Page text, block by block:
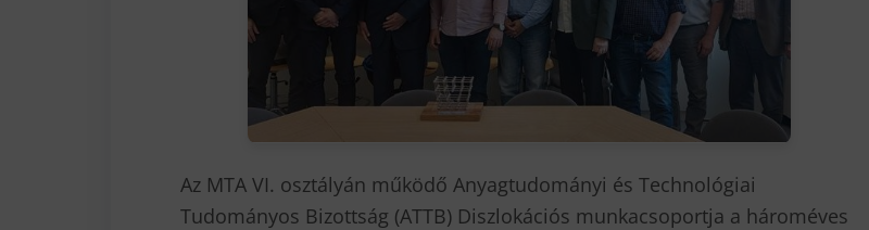
Az MTA VI. osztályán működő Anyagtudományi és Technológiai
Tudományos Bizottság (ATTB) Diszlokációs munkacsoportja a hároméves